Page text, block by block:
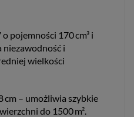
pojemności 170 cm³ i
niezawodność i
wielkości
cm – umożliwia szybkie
do 1500 m².